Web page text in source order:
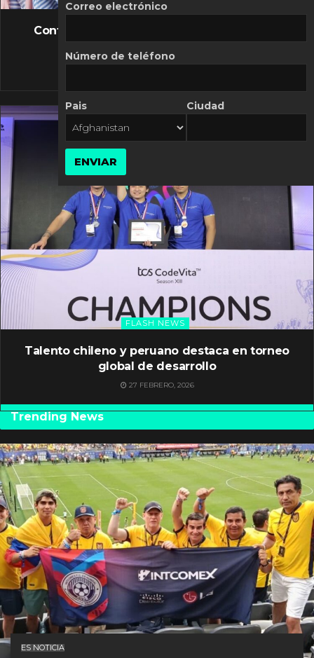
FLASH NEWS
Controversia de Mercado Libre por costos
10 MARZO, 2026
FLASH NEWS
Talento chileno y peruano destaca en torneo
global de desarrollo
27 FEBRERO, 2026
Trending News
ES NOTICIA
Correo electrónico
Número de teléfono
Pais Ciudad
ENVIAR